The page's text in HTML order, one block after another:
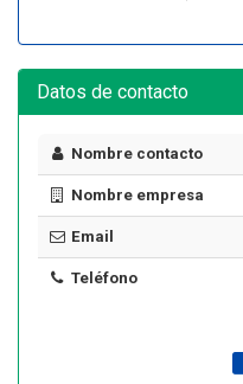
Datos de contacto
Nombre contacto
Nombre empresa
Email
Teléfono